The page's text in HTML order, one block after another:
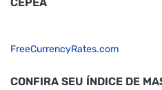
FreeCurrencyRates.com
CONFIRA SEU ÍNDICE DE